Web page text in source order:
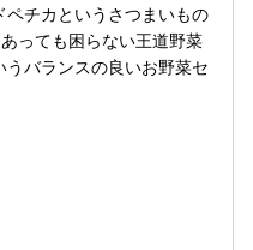
チカというさつまいもの
っても困らない王道野菜
バランスの良いお野菜セ